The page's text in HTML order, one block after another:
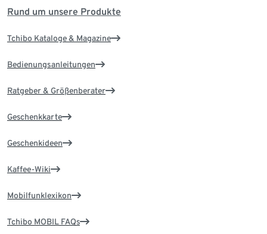
Rund um unsere Produkte
Tchibo Kataloge & Magazine
Bedienungsanleitungen
Ratgeber & Größenberater
Geschenkkarte
Geschenkideen
Kaffee-Wiki
Mobilfunklexikon
Tchibo MOBIL FAQs